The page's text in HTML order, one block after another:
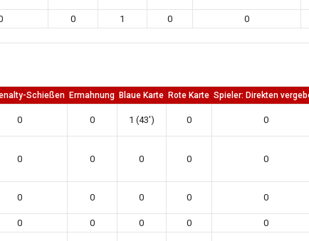
0 1 0 0
Schießen Ermahnung Blaue Karte Rote Karte Spieler: Direkten
0 0 1 (43') 0 0
0 0 0 0 0
0 0 0 0 0
0 0 0 0 0